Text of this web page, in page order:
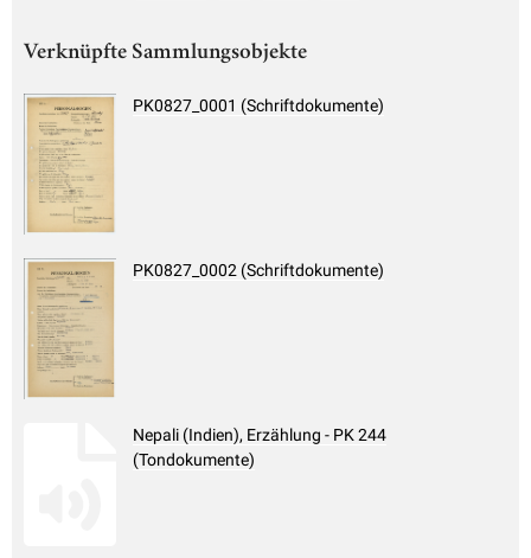
Verknüpfte Sammlungsobjekte
PK0827_0001 (Schriftdokumente)
PK0827_0002 (Schriftdokumente)
Nepali (Indien), Erzählung - PK 244
(Tondokumente)